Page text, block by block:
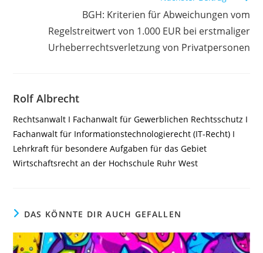
BGH: Kriterien für Abweichungen vom
Regelstreitwert von 1.000 EUR bei erstmaliger
Urheberrechtsverletzung von Privatpersonen
Rolf Albrecht
Rechtsanwalt I Fachanwalt für Gewerblichen Rechtsschutz I
Fachanwalt für Informationstechnologierecht (IT-Recht) I
Lehrkraft für besondere Aufgaben für das Gebiet
Wirtschaftsrecht an der Hochschule Ruhr West
DAS KÖNNTE DIR AUCH GEFALLEN